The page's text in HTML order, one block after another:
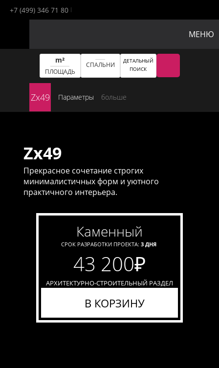
+7 (499) 346 71 80
МЕНЮ
m²
ПЛОЩАДЬ
СПАЛЬНИ
ДЕТАЛЬНЫЙ
ПОИСК
Zx49 Параметры больше
Zx49
Прекрасное сочетание строгих
минималистичных форм и уютного
практичного интерьера.
каменный
СРОК РАЗРАБОТКИ ПРОЕКТА: 3 ДНЯ
43 200₽
АРХИТЕКТУРНО-СТРОИТЕЛЬНЫЙ РАЗДЕЛ
В КОРЗИНУ